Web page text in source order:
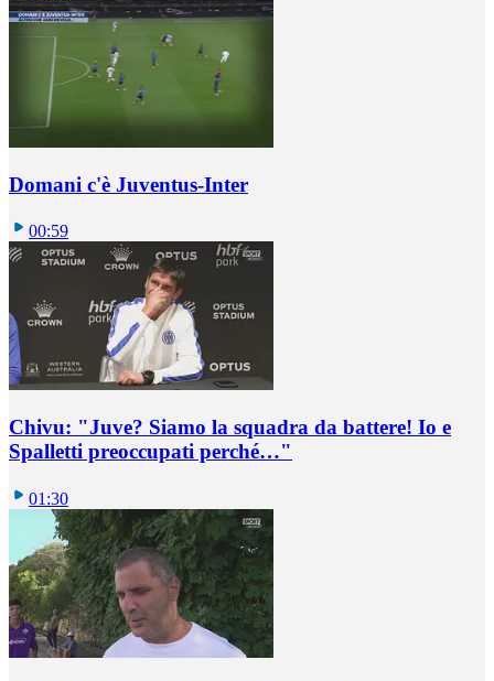
Domani c'è Juventus-Inter
00:59
Chivu: "Juve? Siamo la squadra da battere! Io e
Spalletti preoccupati perché…"
01:30